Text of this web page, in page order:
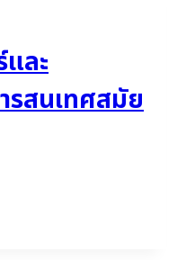
ละ
รสนเทศสมัย